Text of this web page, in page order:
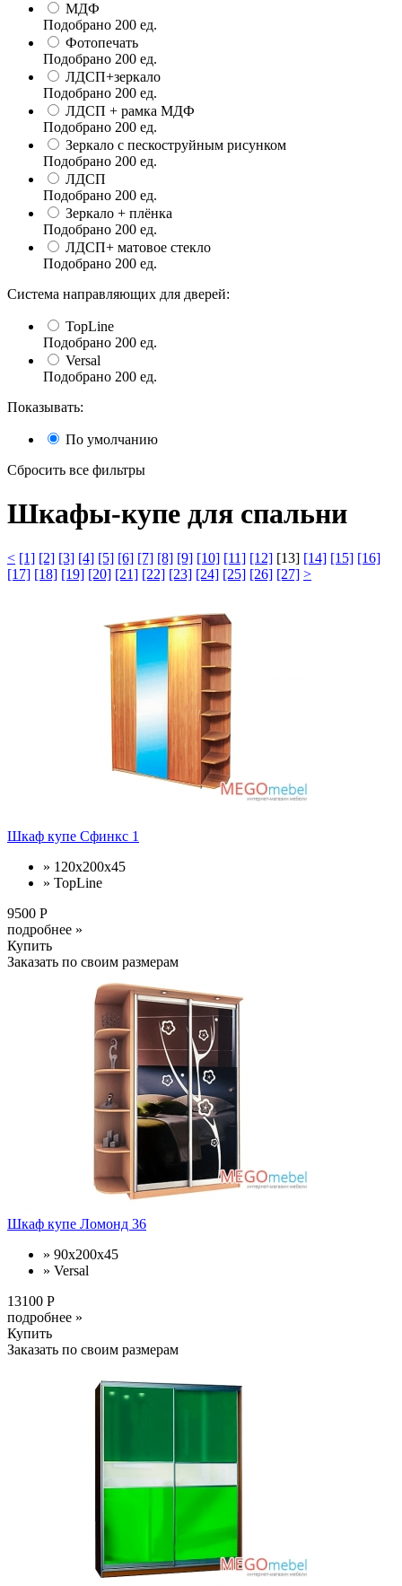
МДФ
Подобрано 200 ед.
Фотопечать
Подобрано 200 ед.
ЛДСП+зеркало
Подобрано 200 ед.
ЛДСП + рамка МДФ
Подобрано 200 ед.
Зеркало с пескоструйным рисунком
Подобрано 200 ед.
ЛДСП
Подобрано 200 ед.
Зеркало + плёнка
Подобрано 200 ед.
ЛДСП+ матовое стекло
Подобрано 200 ед.
Система направляющих для дверей:
TopLine
Подобрано 200 ед.
Versal
Подобрано 200 ед.
Показывать:
По умолчанию
Сбросить все фильтры
Шкафы-купе для спальни
< [1] [2] [3] [4] [5] [6] [7] [8] [9] [10] [11] [12] [13] [14] [15] [16]
[17] [18] [19] [20] [21] [22] [23] [24] [25] [26] [27] >
Шкаф купе Сфинкс 1
» 120x200x45
» TopLine
9500 Р
подробнее »
Купить
Заказать по своим размерам
Шкаф купе Ломонд 36
» 90x200x45
» Versal
13100 Р
подробнее »
Купить
Заказать по своим размерам